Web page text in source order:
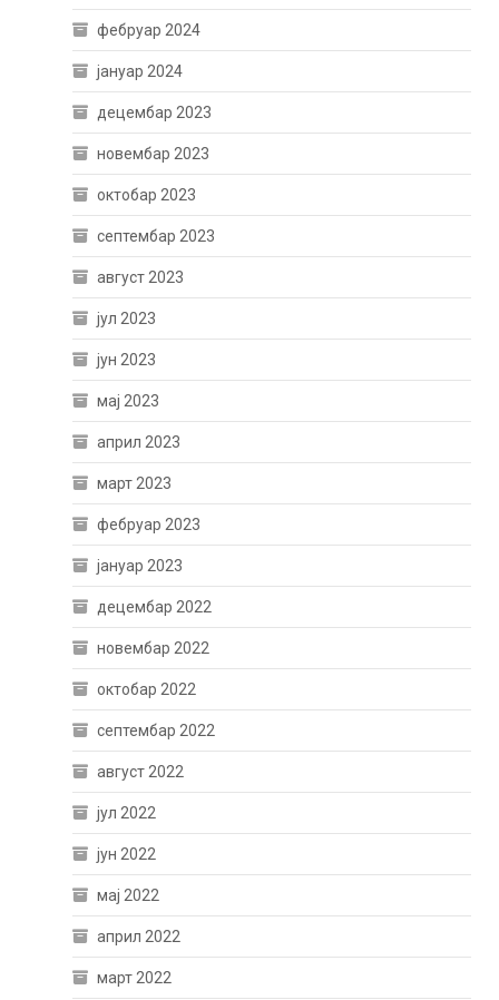
фебруар 2024
јануар 2024
децембар 2023
новембар 2023
октобар 2023
септембар 2023
август 2023
јул 2023
јун 2023
мај 2023
април 2023
март 2023
фебруар 2023
јануар 2023
децембар 2022
новембар 2022
октобар 2022
септембар 2022
август 2022
јул 2022
јун 2022
мај 2022
април 2022
март 2022